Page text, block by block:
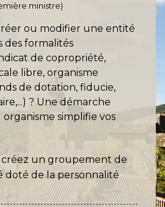
ministre)
ou modifier une entité
des formalités
de copropriété,
libre, organisme
de dotation, fiducie,
? Une démarche
organisme simplifie vos
créez un groupement de
doté de la personnalité